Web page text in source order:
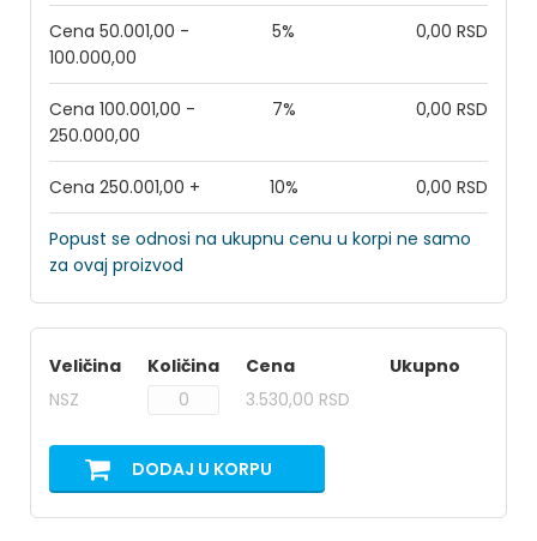
Cena 50.001,00 -
100.000,00
5% 0,00 RSD
Cena 100.001,00 -
250.000,00
7% 0,00 RSD
Cena 250.001,00 + 10% 0,00 RSD
Popust se odnosi na ukupnu cenu u korpi ne samo
za ovaj proizvod
Veličina Količina Cena
Ukupno
NSZ
3.530,00 RSD
DODAJ U KORPU